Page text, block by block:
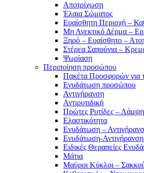
Αποτρίχωση
Έλαια Σώματος
Ευαίσθητη Περιοχή –
Μη Ανεκτικό Δέρμα –
Ξηρό – Ευαίσθητο –
Στέρεα Σαπούνια –
Ψωρίαση
Περιποίηση προσώπου
Πακέτα Προσφορών για
Ενυδάτωση προσώπου
Αντιγήρανση
Αντιρυτιδική
Πρώτες Ρυτίδες – Λάμψη
Ελαστικότητα
Ενυδάτωση –
Ενυδάτωση-
Ειδικές Θεραπείες
Μάτια
Μαύροι Κύκλοι –